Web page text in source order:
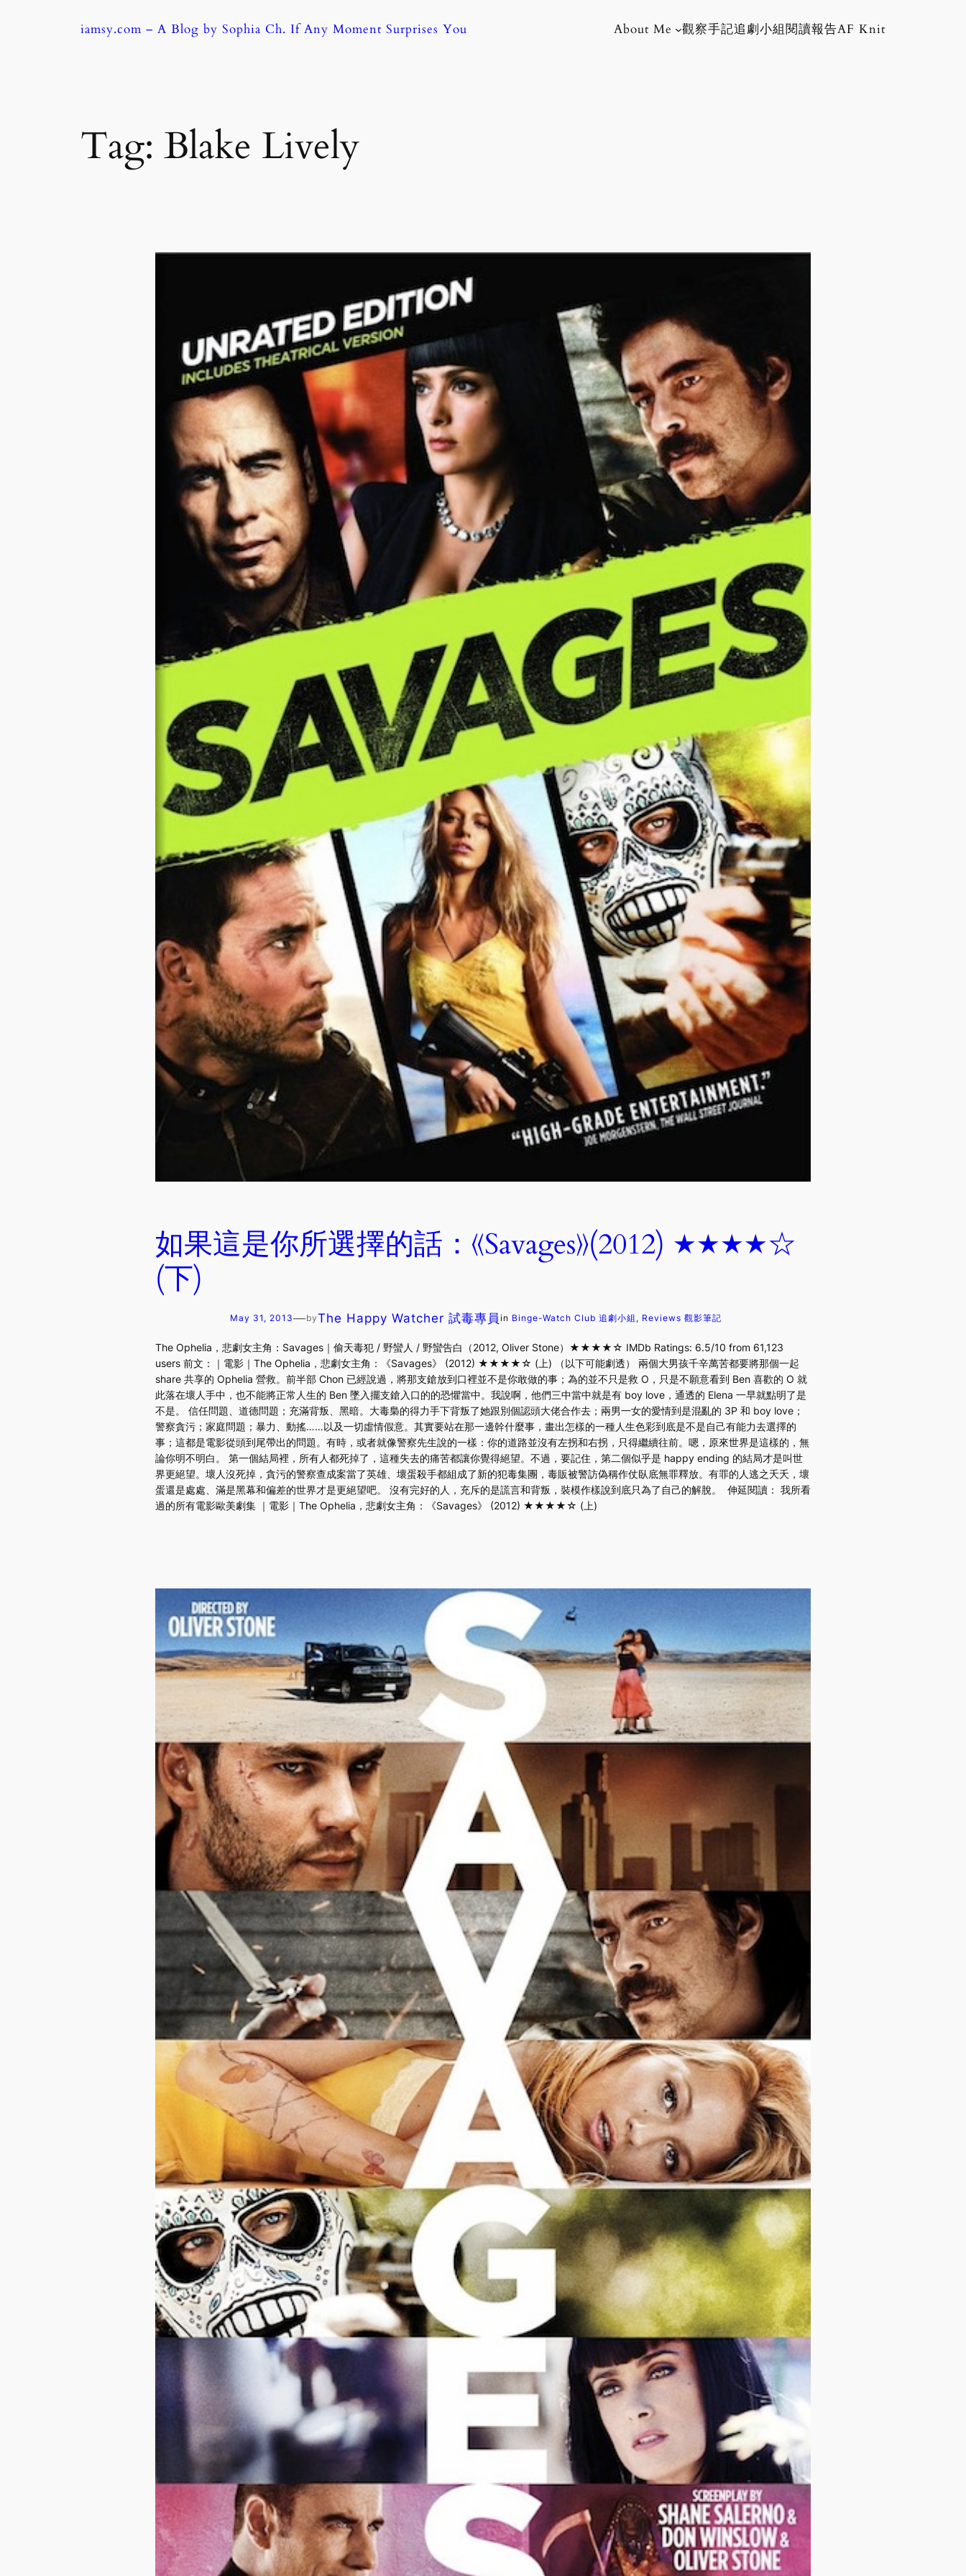
iamsy.com – A Blog by Sophia Ch. If Any Moment Surprises You About Me 觀察手記追劇小組閱讀報告AF Knit
Tag: Blake Lively
如果這是你所選擇的話：《Savages》(2012) ★★★★☆
(下)
May 31, 2013—byThe Happy Watcher 試毒專員 in Binge-Watch Club 追劇小組 , Reviews 觀影筆記
The Ophelia，悲劇女主角：Savages｜偷天毒犯 / 野蠻人 / 野蠻告白（2012, Oliver Stone）★★★★☆ IMDb Ratings: 6.5/10 from 61,123
users 前文：｜電影｜The Ophelia，悲劇女主角：《Savages》 (2012) ★★★★☆ (上) （以下可能劇透） 兩個大男孩千辛萬苦都要將那個一起
share 共享的 Ophelia 營救。前半部 Chon 已經說過，將那支鎗放到口裡並不是你敢做的事；為的並不只是救 O，只是不願意看到 Ben 喜歡的 O 就
此落在壞人手中，也不能將正常人生的 Ben 墜入擺支鎗入口的的恐懼當中。我說啊，他們三中當中就是有 boy love，通透的 Elena 一早就點明了是
不是。 信任問題、道德問題；充滿背叛、黑暗。大毒梟的得力手下背叛了她跟別個認頭大佬合作去；兩男一女的愛情到是混亂的 3P 和 boy love；
警察貪污；家庭問題；暴力、動搖……以及一切虛情假意。其實要站在那一邊幹什麼事，畫出怎樣的一種人生色彩到底是不是自己有能力去選擇的
事；這都是電影從頭到尾帶出的問題。有時，或者就像警察先生說的一樣：你的道路並沒有左拐和右拐，只得繼續往前。嗯，原來世界是這樣的，無
論你明不明白。 第一個結局裡，所有人都死掉了，這種失去的痛苦都讓你覺得絕望。不過，要記住，第二個似乎是 happy ending 的結局才是叫世
界更絕望。壞人沒死掉，貪污的警察查成案當了英雄、壞蛋殺手都組成了新的犯毒集團，毒販被警訪偽稱作仗臥底無罪釋放。有罪的人逃之夭夭，壞
蛋還是處處、滿是黑幕和偏差的世界才是更絕望吧。 沒有完好的人，充斥的是謊言和背叛，裝模作樣說到底只為了自己的解脫。 伸延閱讀： 我所看
過的所有電影歐美劇集 ｜電影｜The Ophelia，悲劇女主角：《Savages》 (2012) ★★★★☆ (上)